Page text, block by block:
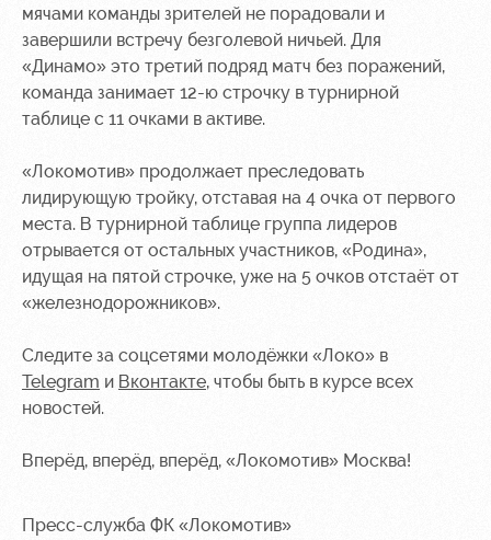
мячами команды зрителей не порадовали и
завершили встречу безголевой ничьей. Для
«Динамо» это третий подряд матч без поражений,
команда занимает 12-ю строчку в турнирной
таблице с 11 очками в активе.
«Локомотив» продолжает преследовать
лидирующую тройку, отставая на 4 очка от первого
места. В турнирной таблице группа лидеров
отрывается от остальных участников, «Родина»,
идущая на пятой строчке, уже на 5 очков отстаёт от
«железнодорожников».
Следите за соцсетями молодёжки «Локо» в
Telegram и Вконтакте, чтобы быть в курсе всех
новостей.
Вперёд, вперёд, вперёд, «Локомотив» Москва!
Пресс-служба ФК «Локомотив»